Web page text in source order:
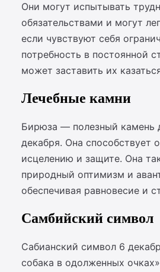
Они могут испытывать
обязательствами и могут
если чувствуют себя
потребность в постоянной
может заставить их
Лечебные камни
Бирюза — полезный камень
декабря. Она способствует
исцелению и защите. Она
природный оптимизм и
обеспечивая равновесие и
Самбийский символ
Сабианский символ 6
собака в одолженных